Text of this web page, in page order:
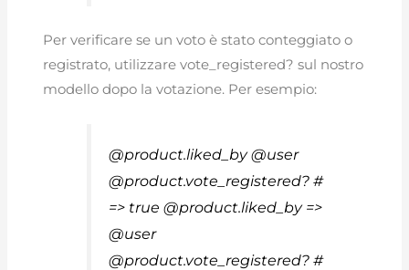
Per verificare se un voto è stato conteggiato o
registrato, utilizzare vote_registered? sul nostro
modello dopo la votazione. Per esempio:
@product.liked_by @user
@product.vote_registered? #
=> true @product.liked_by =>
@user
@product.vote_registered? #